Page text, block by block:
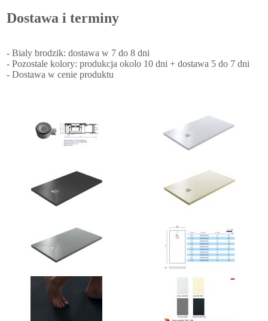
Dostawa i terminy
- Bialy brodzik: dostawa w 7 do 8 dni
- Pozostale kolory: produkcja okolo 10 dni + dostawa 5 do 7 dni
- Dostawa w cenie produktu